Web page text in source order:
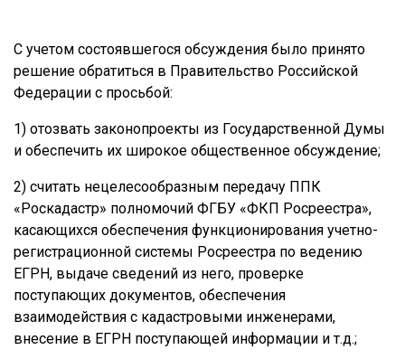
С учетом состоявшегося обсуждения было принято
решение обратиться в Правительство Российской
Федерации с просьбой:
1) отозвать законопроекты из Государственной Думы
и обеспечить их широкое общественное обсуждение;
2) считать нецелесообразным передачу ППК
«Роскадастр» полномочий ФГБУ «ФКП Росреестра»,
касающихся обеспечения функционирования учетно-
регистрационной системы Росреестра по ведению
ЕГРН, выдаче сведений из него, проверке
поступающих документов, обеспечения
взаимодействия с кадастровыми инженерами,
внесение в ЕГРН поступающей информации и т.д.;